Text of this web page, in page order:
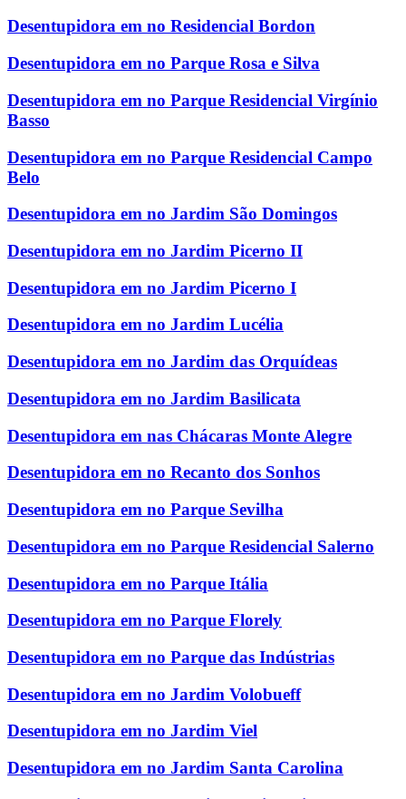
Desentupidora em no Residencial Bordon
Desentupidora em no Parque Rosa e Silva
Desentupidora em no Parque Residencial Virgínio
Basso
Desentupidora em no Parque Residencial Campo
Belo
Desentupidora em no Jardim São Domingos
Desentupidora em no Jardim Picerno II
Desentupidora em no Jardim Picerno I
Desentupidora em no Jardim Lucélia
Desentupidora em no Jardim das Orquídeas
Desentupidora em no Jardim Basilicata
Desentupidora em nas Chácaras Monte Alegre
Desentupidora em no Recanto dos Sonhos
Desentupidora em no Parque Sevilha
Desentupidora em no Parque Residencial Salerno
Desentupidora em no Parque Itália
Desentupidora em no Parque Florely
Desentupidora em no Parque das Indústrias
Desentupidora em no Jardim Volobueff
Desentupidora em no Jardim Viel
Desentupidora em no Jardim Santa Carolina